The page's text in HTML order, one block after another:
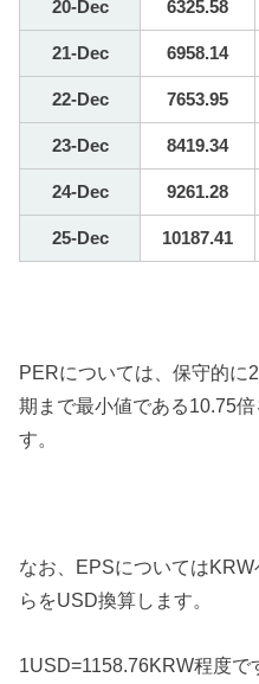
20-Dec 6325.58
21-Dec 6958.14
22-Dec 7653.95
23-Dec 8419.34
24-Dec 9261.28
25-Dec 10187.41
PERについては、保守的に
期まで最小値である10.75
す。
なお、EPSについては
らをUSD換算します。
1USD=1158.76KRW程度で